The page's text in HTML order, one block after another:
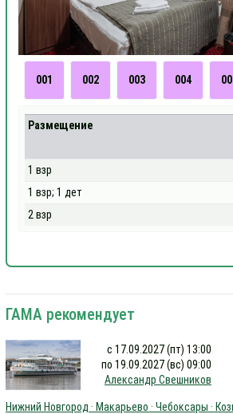
001 002 003 004
Размещение
1 взр
1 взр; 1 дет
2 взр
ГАМА рекомендует
с 17.09.2027 (пт) 13:00
по 19.09.2027 (вс) 09:00
Александр Свешников
Нижний Новгород · Макарьево · Чебоксары ·